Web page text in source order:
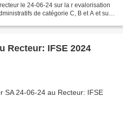
le 24-06-24 sur la r evalorisation
de catégorie C, B et A et sur
Recteur: IFSE 2024